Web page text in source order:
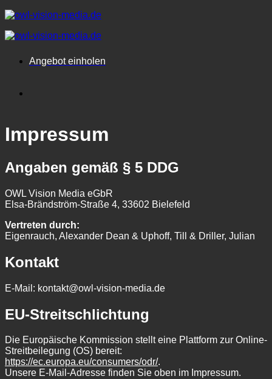
Zum
Inhalt
springen
Angebot einholen
Impressum
Angaben gemäß § 5 DDG
OWL Vision Media eGbR
Elsa-Brändström-Straße 4, 33602 Bielefeld
Vertreten durch:
Eigenrauch, Alexander Dean & Uphoff, Till & Driller, Julian
Kontakt
E-Mail: kontakt@owl-vision-media.de
EU-Streitschlichtung
Die Europäische Kommission stellt eine Plattform zur Online-
Streitbeilegung (OS) bereit:
https://ec.europa.eu/consumers/odr/.
Unsere E-Mail-Adresse finden Sie oben im Impressum.